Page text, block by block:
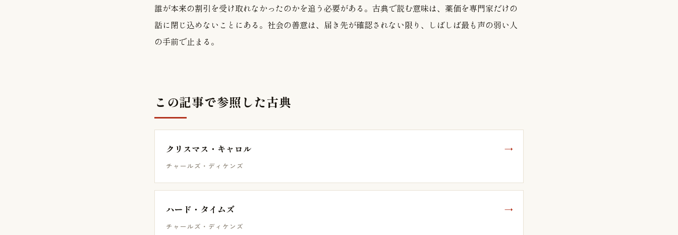
誰が本来の割引を受け取れなかったのかを追う必要がある。古典で読む意味は、薬価を専門家だけの
話に閉じ込めないことにある。社会の善意は、届き先が確認されない限り、しばしば最も声の弱い人
の手前で止まる。
この記事で参照した古典
クリスマス・キャロル
チャールズ・ディケンズ
ハード・タイムズ
チャールズ・ディケンズ